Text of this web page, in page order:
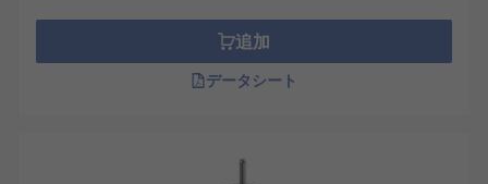
追加
データシート